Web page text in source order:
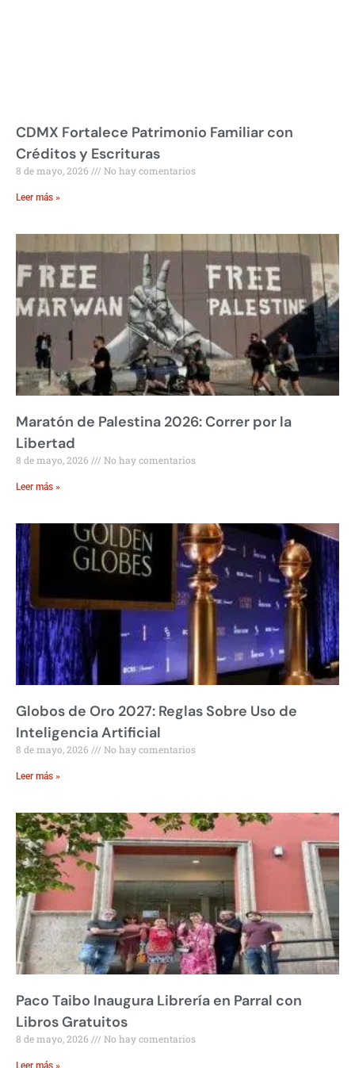
CDMX Fortalece Patrimonio Familiar con
Créditos y Escrituras
8 de mayo, 2026 No hay comentarios
Leer más »
Maratón de Palestina 2026: Correr por la
Libertad
8 de mayo, 2026 No hay comentarios
Leer más »
Globos de Oro 2027: Reglas Sobre Uso de
Inteligencia Artificial
8 de mayo, 2026 No hay comentarios
Leer más »
Paco Taibo Inaugura Librería en Parral con
Libros Gratuitos
8 de mayo, 2026 No hay comentarios
Leer más »